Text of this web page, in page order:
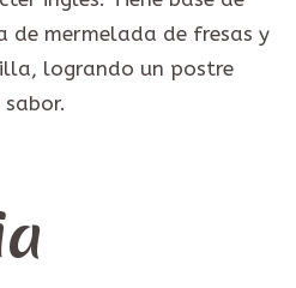
de mermelada de fresas y
logrando un postre